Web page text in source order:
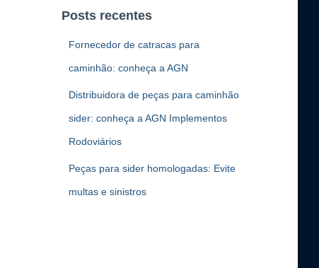
u
Posts recentes
Fornecedor de catracas para
caminhão: conheça a AGN
Distribuidora de peças para caminhão
sider: conheça a AGN Implementos
Rodoviários
Peças para sider homologadas: Evite
multas e sinistros